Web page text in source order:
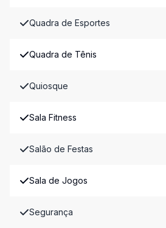
Quadra de Esportes
Quadra de Tênis
Quiosque
Sala Fitness
Salão de Festas
Sala de Jogos
Segurança